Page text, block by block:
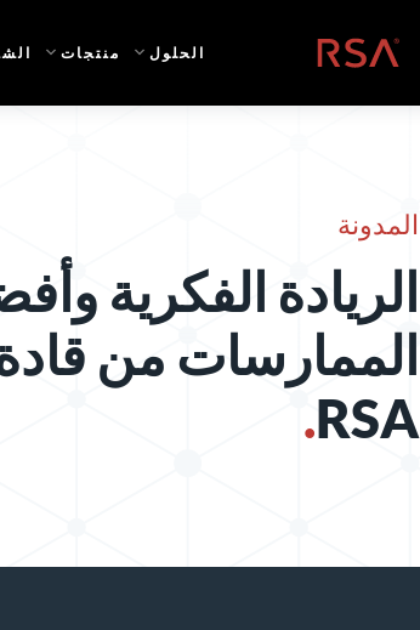
الصفحة الرئيسية الحلول منتجات
المدونة
الريادة الفكرية
الممارسات من
RSA
.